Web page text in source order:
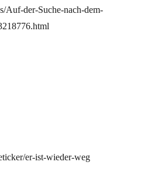
Auf-der-Suche-nach-dem-
er-ist-wieder-weg